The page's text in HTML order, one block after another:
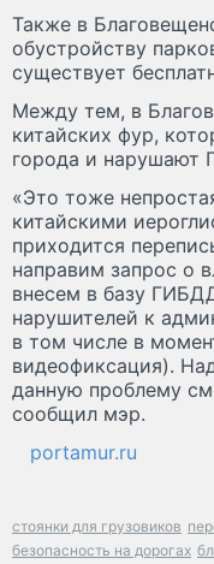
Также в
обустройству
существует
Между тем, в
китайских фур,
города и нарушают
«Это тоже
китайскими
приходится
направим запрос о
внесем в базу
нарушителей к
в том числе в
видеофиксация).
данную проблему
сообщил мэр.
portamur.ru
стоянки для грузовиков
безопасность на дорогах